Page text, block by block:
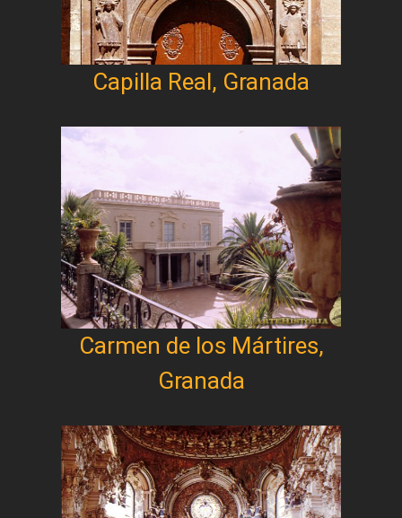
Capilla Real, Granada
Carmen de los Mártires,
Granada